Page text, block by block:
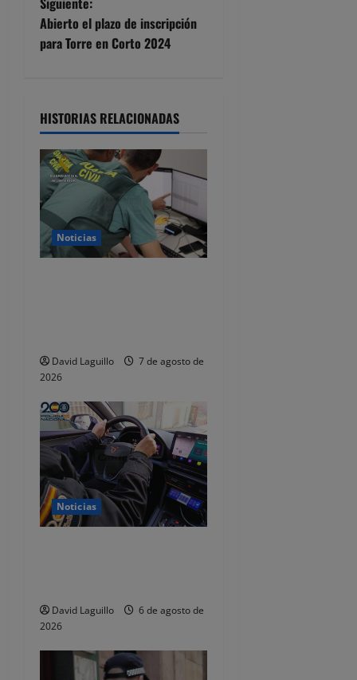
e
g
c
i
ó
n
d
t
r
a
d
a
Abierto el plazo de inscripción
para Torre en Corto 2024
HISTORIAS RELACIONADAS
Noticias
David Laguillo
7 de agosto de
2026
Noticias
David Laguillo
6 de agosto de
2026